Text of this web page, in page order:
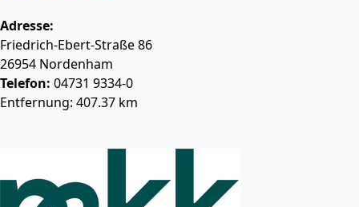
Adresse:
Friedrich-Ebert-Straße 86
26954 Nordenham
Telefon: 04731 9334-0
Entfernung: 407.37 km